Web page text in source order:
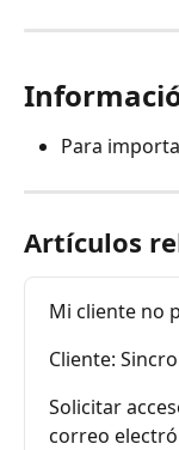
Para
Artículos
Mi cliente no
Cliente:
Solicitar
correo